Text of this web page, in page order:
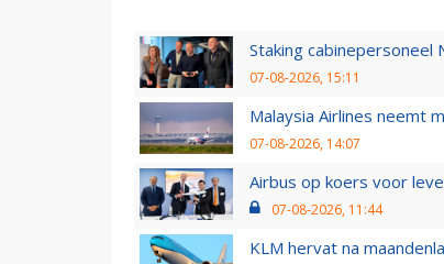
Staking cabinepersoneel
07-08-2026, 15:11
Malaysia Airlines neemt
07-08-2026, 14:07
Airbus op koers voor
07-08-2026, 11:44
KLM hervat na